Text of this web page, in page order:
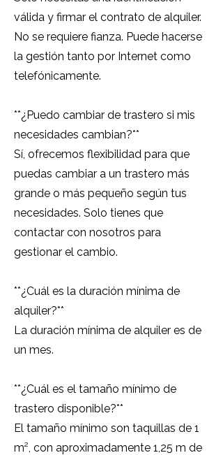
válida y firmar el contrato de alquiler.
No se requiere fianza. Puede hacerse
la gestión tanto por Internet como
telefónicamente.
**¿Puedo cambiar de trastero si mis
necesidades cambian?**
Sí, ofrecemos flexibilidad para que
puedas cambiar a un trastero más
grande o más pequeño según tus
necesidades. Solo tienes que
contactar con nosotros para
gestionar el cambio.
**¿Cuál es la duración mínima de
alquiler?**
La duración mínima de alquiler es de
un mes.
**¿Cuál es el tamaño mínimo de
trastero disponible?**
El tamaño mínimo son taquillas de 1
m², con aproximadamente 1,25 m de